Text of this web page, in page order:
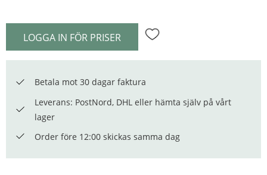
LOGGA IN FÖR PRISER Lägg till i favoriter
Betala mot 30 dagar faktura
Leverans: PostNord, DHL eller hämta själv på vårt
lager
Order före 12:00 skickas samma dag